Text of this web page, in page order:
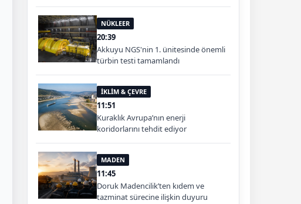
NÜKLEER
20:39
Akkuyu NGS'nin 1. ünitesinde önemli
türbin testi tamamlandı
İKLİM & ÇEVRE
11:51
Kuraklık Avrupa’nın enerji
koridorlarını tehdit ediyor
MADEN
11:45
Doruk Madencilik’ten kıdem ve
tazminat sürecine ilişkin duyuru